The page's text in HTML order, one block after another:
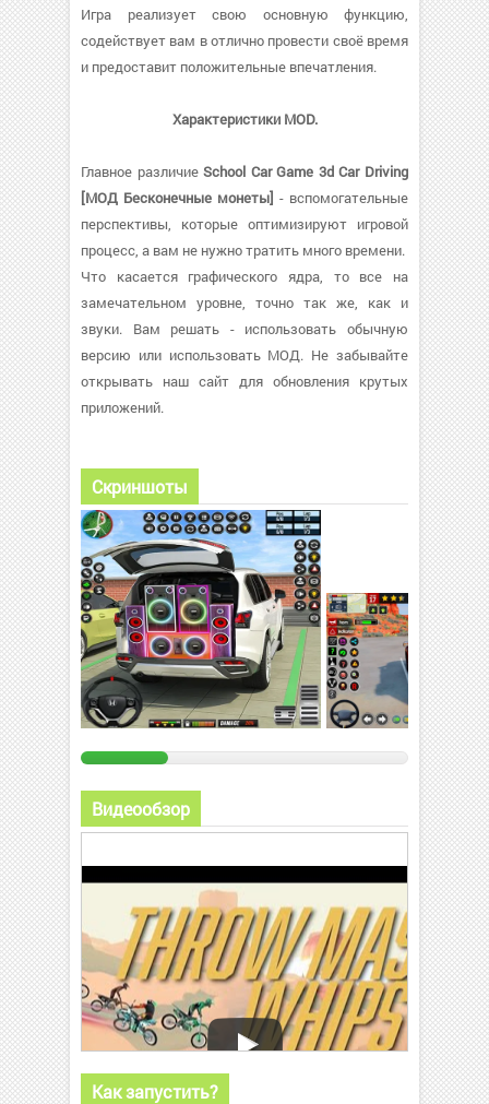
Игра реализует свою основную функцию,
содействует вам в отлично провести своё время
и предоставит положительные впечатления.
Характеристики MOD.
Главное различиеSchool Car Game 3d Car Driving
[МОД Бесконечные монеты] - вспомогательные
перспективы, которые оптимизируют игровой
процесс, а вам не нужно тратить много времени.
Что касается графического ядра, то все на
замечательном уровне, точно так же, как и
звуки. Вам решать - использовать обычную
версию или использовать МОД. Не забывайте
открывать наш сайт для обновления крутых
приложений.
Скриншоты
Видеообзор
Как запустить?